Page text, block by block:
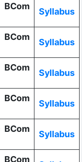
Syllabus
Syllabus
Syllabus
Syllabus
BCom
Syllabus